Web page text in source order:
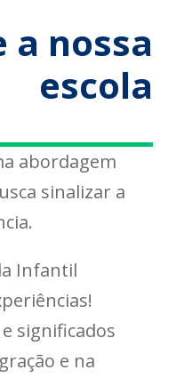
a nossa
escola
abordagem
sinalizar a
Infantil
significados
e na